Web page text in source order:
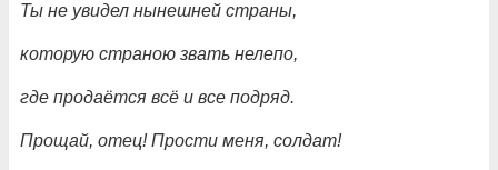
Ты не увидел нынешней страны,
которую страною звать нелепо,
где продаётся всё и все подряд.
Прощай, отец! Прости меня, солдат!